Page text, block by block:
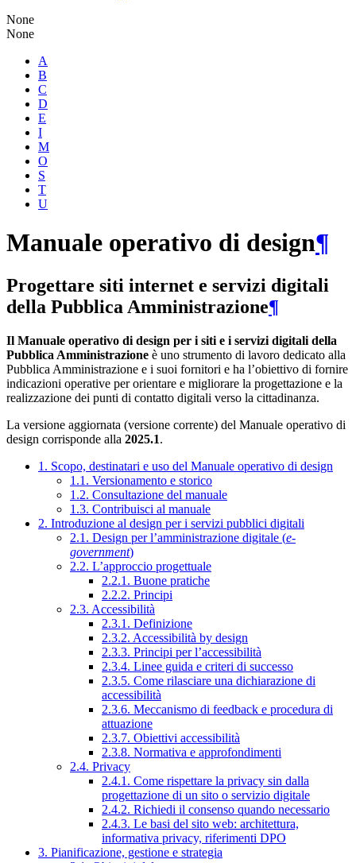
None
None
A
B
C
D
E
I
M
O
S
T
U
Manuale operativo di design¶
Progettare siti internet e servizi digitali
della Pubblica Amministrazione¶
Il Manuale operativo di design per i siti e i servizi digitali della
Pubblica Amministrazione è uno strumento di lavoro dedicato alla
Pubblica Amministrazione e i suoi fornitori e ha l’obiettivo di fornire
indicazioni operative per orientare e migliorare la progettazione e la
realizzazione dei punti di contatto digitali verso la cittadinanza.
La versione aggiornata (versione corrente) del Manuale operativo di
design corrisponde alla 2025.1.
1. Scopo, destinatari e uso del Manuale operativo di design
1.1. Versionamento e storico
1.2. Consultazione del manuale
1.3. Contribuisci al manuale
2. Introduzione al design per i servizi pubblici digitali
2.1. Design per l’amministrazione digitale (e-
government)
2.2. L’approccio progettuale
2.2.1. Buone pratiche
2.2.2. Principi
2.3. Accessibilità
2.3.1. Definizione
2.3.2. Accessibilità by design
2.3.3. Principi per l’accessibilità
2.3.4. Linee guida e criteri di successo
2.3.5. Come rilasciare una dichiarazione di
accessibilità
2.3.6. Meccanismo di feedback e procedura di
attuazione
2.3.7. Obiettivi accessibilità
2.3.8. Normativa e approfondimenti
2.4. Privacy
2.4.1. Come rispettare la privacy sin dalla
progettazione di un sito o servizio digitale
2.4.2. Richiedi il consenso quando necessario
2.4.3. Le basi del sito web: architettura,
informativa privacy, riferimenti DPO
3. Pianificazione, gestione e strategia